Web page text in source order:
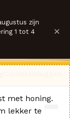
zijn
1 tot 4
×
met honing.
lekker te